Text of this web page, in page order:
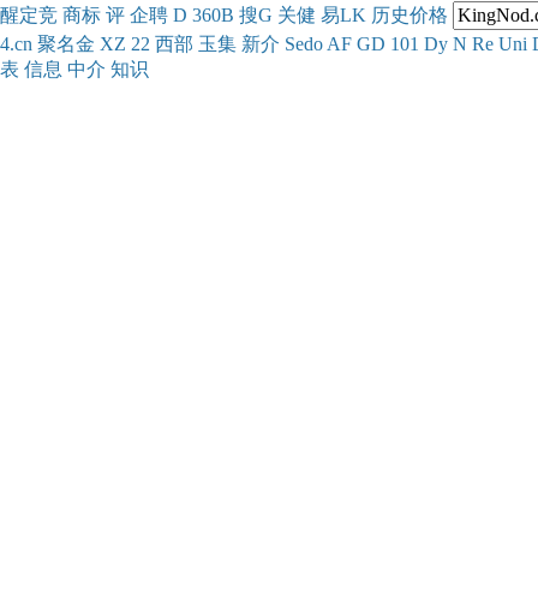
醒定竞 商标 评 企聘 D 360B 搜G 关健 易LK 历史价格
4.cn 聚名金 XZ 22 西部 玉集 新介 Sedo AF GD 101 Dy N Re Uni
表 信息 中介 知识